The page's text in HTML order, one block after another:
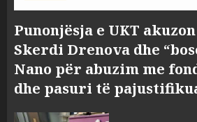
Punonjësja e UKT
Skerdi Drenova dhe
Nano për abuzim me
dhe pasuri të